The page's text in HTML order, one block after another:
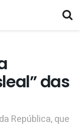
das
República, que